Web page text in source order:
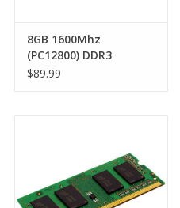
8GB 1600Mhz
(PC12800) DDR3
SODIMM 204 pin RAM
$89.99